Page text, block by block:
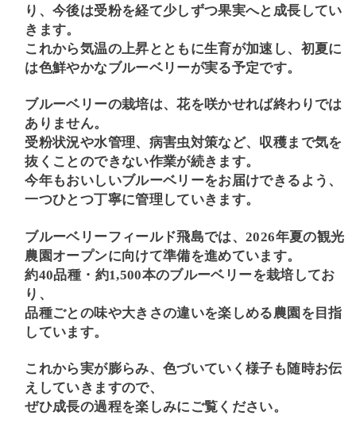
り、今後は受粉を経て少しずつ果実へと成長してい
きます。
これから気温の上昇とともに生育が加速し、初夏に
は色鮮やかなブルーベリーが実る予定です。
ブルーベリーの栽培は、花を咲かせれば終わりでは
ありません。
受粉状況や水管理、病害虫対策など、収穫まで気を
抜くことのできない作業が続きます。
今年もおいしいブルーベリーをお届けできるよう、
一つひとつ丁寧に管理していきます。
ブルーベリーフィールド飛島では、2026年夏の観光
農園オープンに向けて準備を進めています。
約40品種・約1,500本のブルーベリーを栽培してお
り、
品種ごとの味や大きさの違いを楽しめる農園を目指
しています。
これから実が膨らみ、色づいていく様子も随時お伝
えしていきますので、
ぜひ成長の過程を楽しみにご覧ください。